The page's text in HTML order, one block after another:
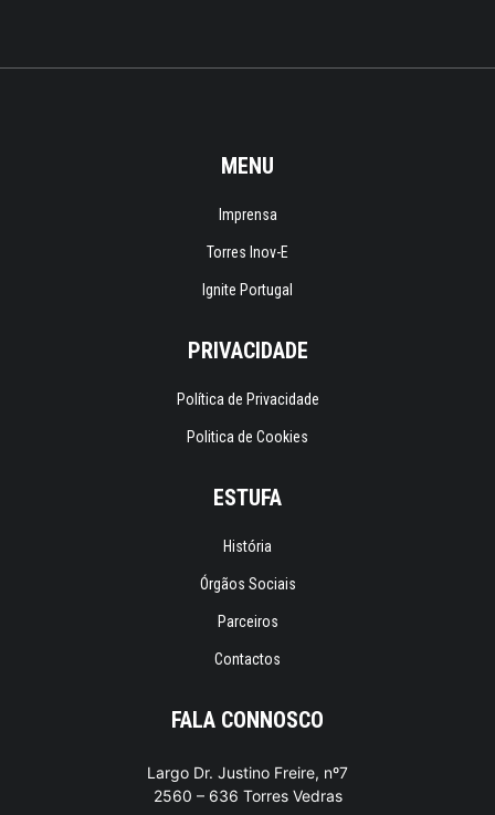
MENU
Imprensa
Torres Inov-E
Ignite Portugal
PRIVACIDADE
Política de Privacidade
Politica de Cookies
ESTUFA
História
Órgãos Sociais
Parceiros
Contactos
FALA CONNOSCO
Largo Dr. Justino Freire, nº7
2560 – 636 Torres Vedras